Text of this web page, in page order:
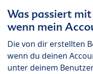
Was passiert
wenn mein
Die von dir erstellten
wenn du deinen
unter deinem